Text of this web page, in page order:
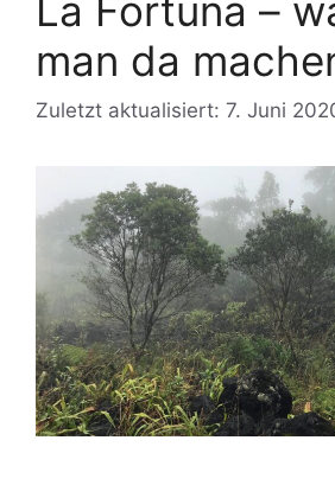
La Fortuna –
man da
Zuletzt aktualisiert: 7. Juni